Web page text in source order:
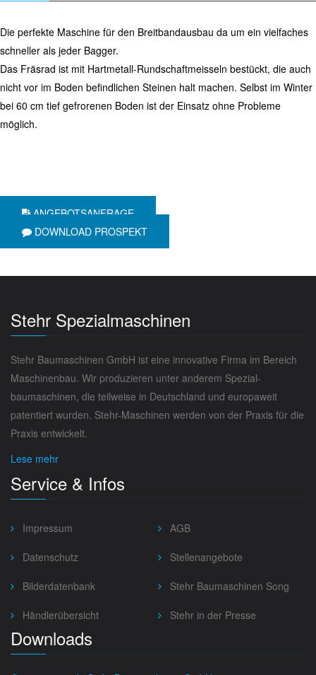
Die perfekte Maschine für den Breitbandausbau da um ein vielfaches
schneller als jeder Bagger.
Das Fräsrad ist mit Hartmetall-Rundschaftmeisseln bestückt, die auch
nicht vor im Boden befindlichen Steinen halt machen. Selbst im Winter
bei 60 cm tief gefrorenen Boden ist der Einsatz ohne Probleme
möglich.
ANGEBOTSANFRAGE
DOWNLOAD PROSPEKT
Stehr Spezialmaschinen
Stehr Baumaschinen GmbH ist eine innovative Firma im Bereich
Maschinenbau. Wir produzieren unter anderem Spezial­
baumaschinen, die teilweise in Deutschland und europaweit
paten­tiert wurden. Stehr-Maschinen werden von der Praxis für die
Praxis entwickelt.
Lese mehr
Service & Infos
Impressum AGB
Datenschutz Stellenangebote
Bilderdatenbank Stehr Baumaschinen Song
Händlerübersicht Stehr in der Presse
Downloads